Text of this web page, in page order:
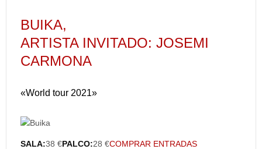
BUIKA,
ARTISTA INVITADO: JOSEMI
CARMONA
«World tour 2021»
SALA:38 €PALCO:28 €COMPRAR ENTRADAS